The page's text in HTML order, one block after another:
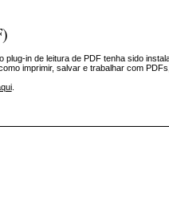
in de leitura de PDF tenha sido
imprimir, salvar e trabalhar com
.